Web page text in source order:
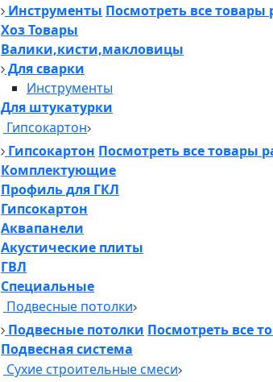
Инструменты Посмотреть все товары
Хоз Товары
Валики,кисти,макловицы
Для сварки
Инструменты
Для штукатурки
Гипсокартон
Гипсокартон Посмотреть все товары
Комплектующие
Профиль для ГКЛ
Гипсокартон
Аквапанели
Акустические плиты
ГВЛ
Специальные
Подвесные потолки
Подвесные потолки Посмотреть все
Подвесная система
Сухие строительные смеси